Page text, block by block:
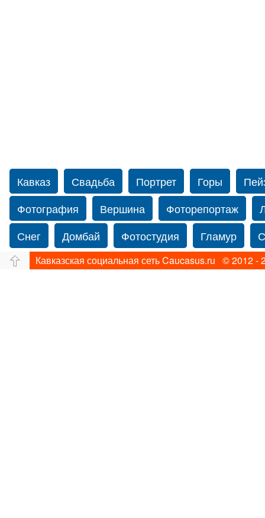
Кавказ Свадьба Портрет Горы
Фотография
Вершина Фоторепортаж
Снег
Домбай Фотостудия Гламур
Путешествие
Перевал Свадьба фото
Кавказская социальная сеть Caucasus.ru © 2012 -